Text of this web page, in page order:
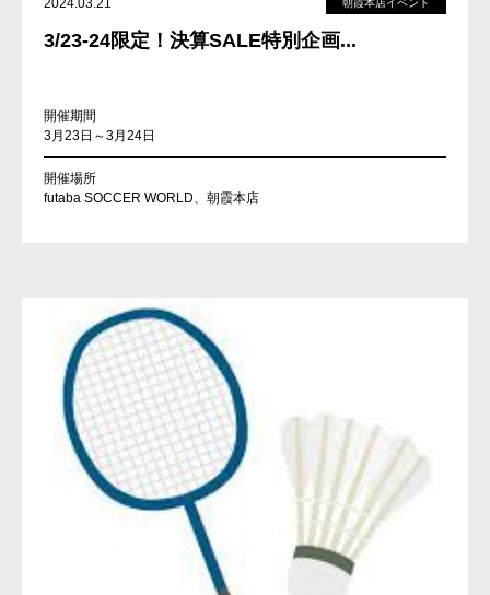
2024.03.21 朝霞本店イベント
3/23-24限定！決算SALE特別企画...
開催期間
3月23日～3月24日
開催場所
futaba SOCCER WORLD、朝霞本店